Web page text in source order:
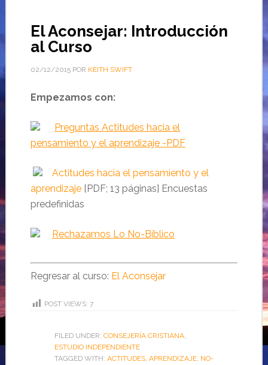
El Aconsejar: Introducción
al Curso
02/12/2015POR KEITH SWIFT
Empezamos con:
Preguntas Actitudes hacia el
pensamiento y el aprendizaje -PDF
Actitudes hacia el pensamiento y el
aprendizaje[PDF; 13 páginas] Encuestas
predefinidas
Rechazamos Lo No-Bíblico
Regresar al curso: El Aconsejar
POST VIEWS: 7
FILED UNDER: CONSEJERÍA CRISTIANA,
ESTUDIO INDEPENDIENTE
TAGGED WITH: ACTITUDES, APRENDIZAJE, NO-